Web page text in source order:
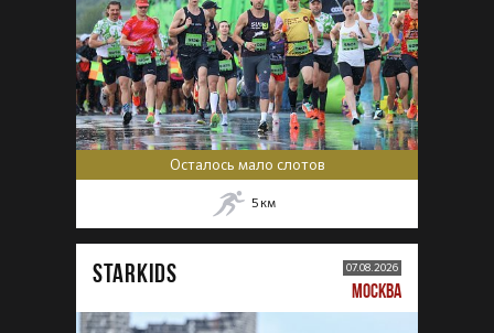
Осталось мало слотов
5 км
STARKIDS 07.08.2026
МОСКВА